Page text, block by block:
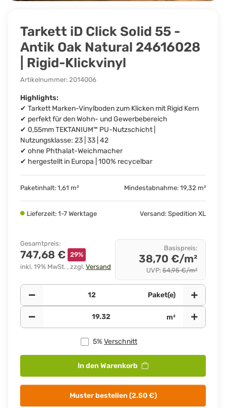
Tarkett iD Click Solid 55 -
Antik Oak Natural 24616028
| Rigid-Klickvinyl
Artikelnummer: 2014006
Highlights:
✔ Tarkett Marken-Vinylboden zum Klicken mit Rigid Kern
✔ perfekt für den Wohn- und Gewerbebereich
✔ 0,55mm TEKTANIUM™ PU-Nutzschicht |
Nutzungsklasse: 23 | 33 | 42
✔ ohne Phthalat-Weichmacher
✔ hergestellt in Europa | 100% recycelbar
Paketinhalt: 1,61 m² Mindestabnahme: 19,32 m²
Lieferzeit: 1-7 Werktage Versand: Spedition XL
Gesamtpreis:
747,68 € 29%
inkl. 19% MwSt. , zzgl. Versand
Basispreis:
38,70 €/m²
UVP: 54,95 €/m²
Paket(e)
m²
5% Verschnitt
In den Warenkorb
Muster bestellen (2.50 €)